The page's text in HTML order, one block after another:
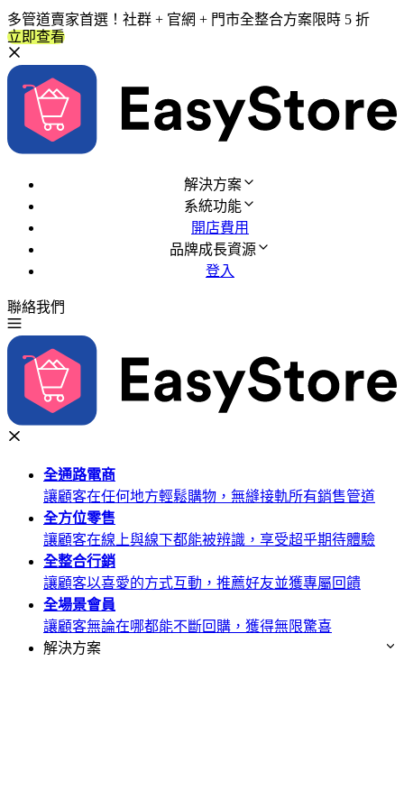
多管道賣家首選！社群 + 官網 + 門市全整合方案限時 5 折
立即查看
解決方案
系統功能
開店費用
品牌成長資源
登入
聯絡我們
全通路電商
讓顧客在任何地方輕鬆購物，無縫接軌所有銷售管道
全方位零售
讓顧客在線上與線下都能被辨識，享受超乎期待體驗
全整合行銷
讓顧客以喜愛的方式互動，推薦好友並獲專屬回饋
全場景會員
讓顧客無論在哪都能不斷回購，獲得無限驚喜
解決方案